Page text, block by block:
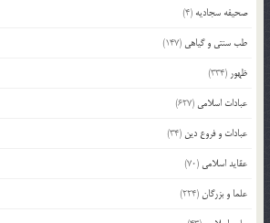
صحیفه سجادیه (4)
طب سنتی و گیاهی (147)
ظهور (334)
عبادات اسلامی (627)
عبادات و فروع دین (34)
عقاید اسلامی (70)
علما و بزرگان (224)